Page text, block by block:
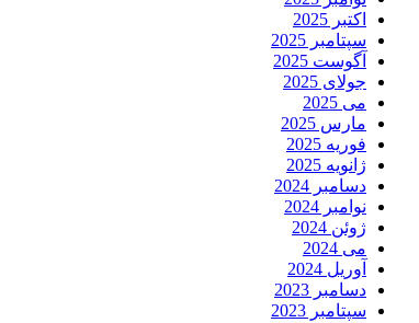
اکتبر 2025
سپتامبر 2025
آگوست 2025
جولای 2025
می 2025
مارس 2025
فوریه 2025
ژانویه 2025
دسامبر 2024
نوامبر 2024
ژوئن 2024
می 2024
آوریل 2024
دسامبر 2023
سپتامبر 2023